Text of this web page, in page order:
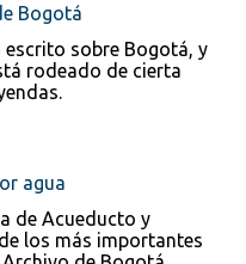
Bogotá
escrito sobre Bogotá, y
rodeado de cierta
agua
de Acueducto y
los más importantes